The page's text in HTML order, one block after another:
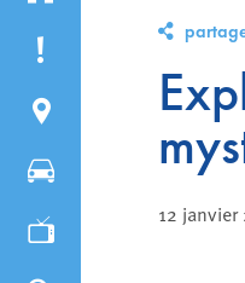
12 janvier